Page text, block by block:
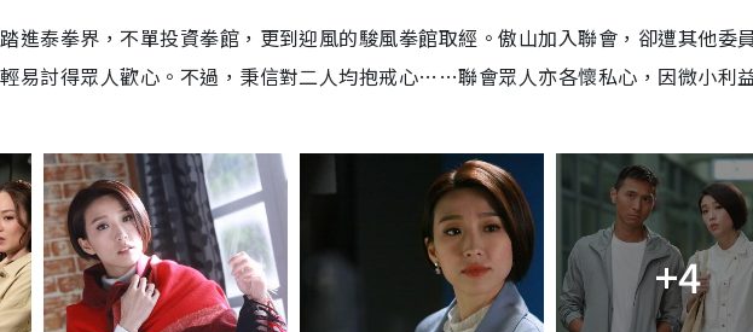
泰拳界，不單投資拳館，更到迎風的駿風拳館取經。傲山加入聯會，卻遭其他委
易討得眾人歡心。不過，秉信對二人均抱戒心……聯會眾人亦各懷私心，因微小利
+4